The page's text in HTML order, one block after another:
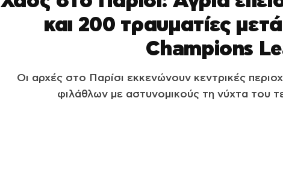
και 200 τραυματίες
Champions
Οι αρχές στο Παρίσι εκκενώνουν κεντρικές
φιλάθλων με αστυνομικούς τη νύχτα του